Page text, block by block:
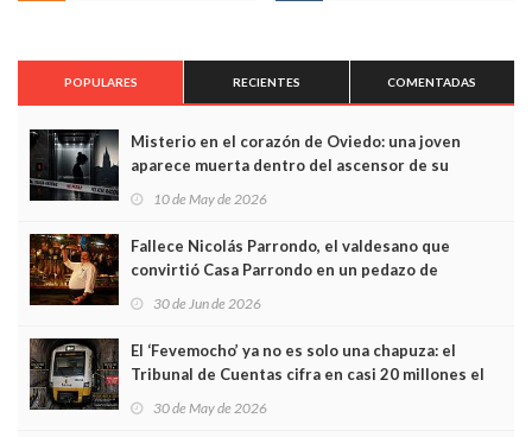
POPULARES RECIENTES COMENTADAS
Misterio en el corazón de Oviedo: una joven
aparece muerta dentro del ascensor de su
10 de May de 2026
Fallece Nicolás Parrondo, el valdesano que
convirtió Casa Parrondo en un pedazo de
30 de Jun de 2026
El ‘Fevemocho’ ya no es solo una chapuza: el
Tribunal de Cuentas cifra en casi 20 millones el
30 de May de 2026